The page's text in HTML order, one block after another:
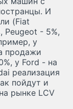
И
(Fiat
Peugeot - 5%,
у
продажи
у Ford - на
реализация
пойдут и
рынке LCV